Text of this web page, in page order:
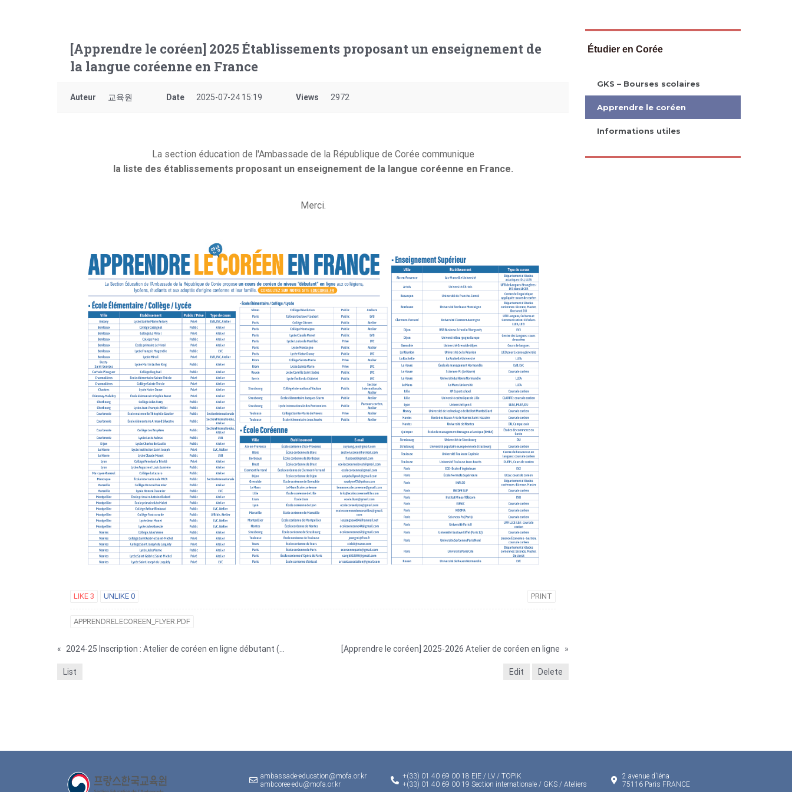
[Apprendre le coréen] 2025 Établissements proposant un enseignement de
la langue coréenne en France
Auteur 교육원 Date 2025-07-24 15:19 Views 2972
La section éducation de l'Ambassade de la République de Corée communique
la liste des établissements proposant un enseignement de la langue coréenne en France.
Merci.
LIKE 3 UNLIKE 0 PRINT
APPRENDRELECOREEN_FLYER.PDF
« 2024-25 Inscription : Atelier de coréen en ligne débutant (destinés aux étudiants universitaires) [Apprendre le coréen] 2025-2026 Atelier de coréen en ligne »
List Edit Delete
Étudier en Corée
GKS – Bourses scolaires
Apprendre le coréen
Informations utiles
ambassade-education@mofa.or.kr
ambcoree-edu@mofa.or.kr
+(33) 01 40 69 00 18 EIE / LV / TOPIK
+(33) 01 40 69 00 19 Section internationale / GKS / Ateliers
2 avenue d'Iéna
75116 Paris FRANCE